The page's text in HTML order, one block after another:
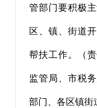
管部门要积极
区、镇、街道
帮扶工作。（
监管局、市税
部门、各区镇街